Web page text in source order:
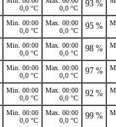
0,0 °C
0,0 °C
93 %
Min. 00:00
0,0 °C
Max. 00:00
0,0 °C
95 %
Min. 00:00
0,0 °C
Max. 00:00
0,0 °C
98 %
Min. 00:00
0,0 °C
Max. 00:00
0,0 °C
97 %
Min. 00:00
0,0 °C
Max. 00:00
0,0 °C
92 %
Min. 00:00
0,0 °C
Max. 00:00
0,0 °C
99 %